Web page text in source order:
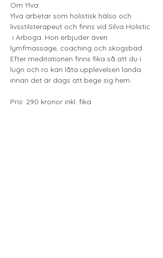
Om Ylva:
Ylva arbetar som holistisk hälso och
livsstilsterapeut och finns vid Silva Holistic
i Arboga. Hon erbjuder även
lymfmassage, coaching och skogsbad.
Efter meditationen finns fika så att du i
lugn och ro kan låta upplevelsen landa
innan det är dags att bege sig hem.
Pris: 290 kronor inkl. fika